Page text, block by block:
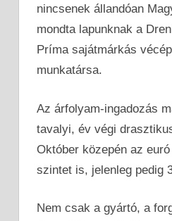
nincsenek állandóan
mondta lapunknak a
Príma sajátmárkás
munkatársa.
Az árfolyam-ingadozás
tavalyi, év végi
Október közepén az
szintet is, jelenleg pedig
Nem csak a gyártó, a